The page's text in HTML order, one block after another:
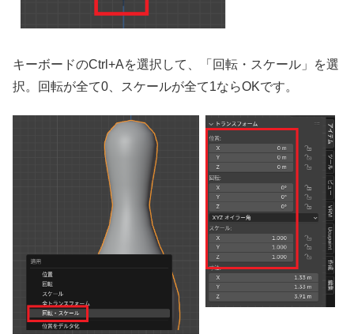
キーボードのCtrl+Aを選択して、「回転・スケール」を選
択。回転が全て0、スケールが全て1ならOKです。